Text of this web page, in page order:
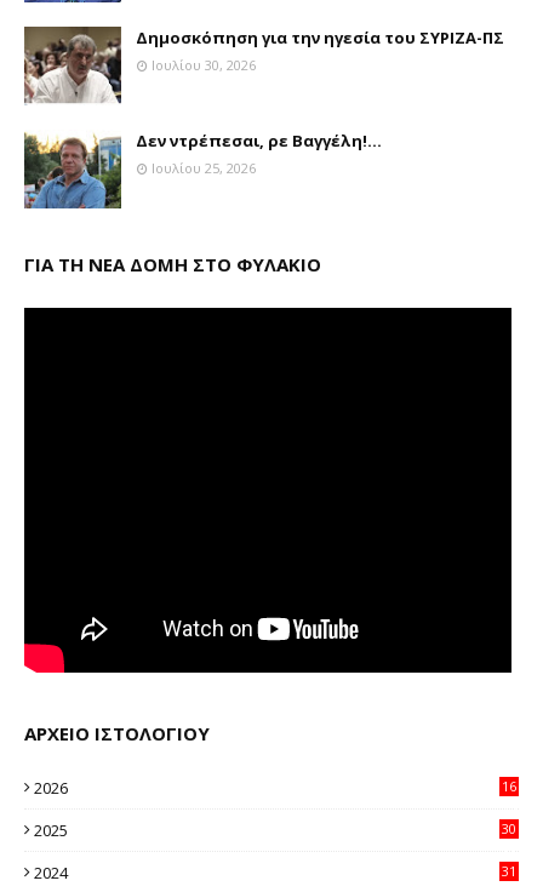
Δημοσκόπηση για την ηγεσία του ΣΥΡΙΖΑ-ΠΣ
Ιουλίου 30, 2026
Δεν ντρέπεσαι, ρε Βαγγέλη!...
Ιουλίου 25, 2026
ΓΙΑ ΤΗ ΝΕΑ ΔΟΜΗ ΣΤΟ ΦΥΛΑΚΙΟ
ΑΡΧΕΙΟ ΙΣΤΟΛΟΓΙΟΥ
2026
16
2025
30
2024
31